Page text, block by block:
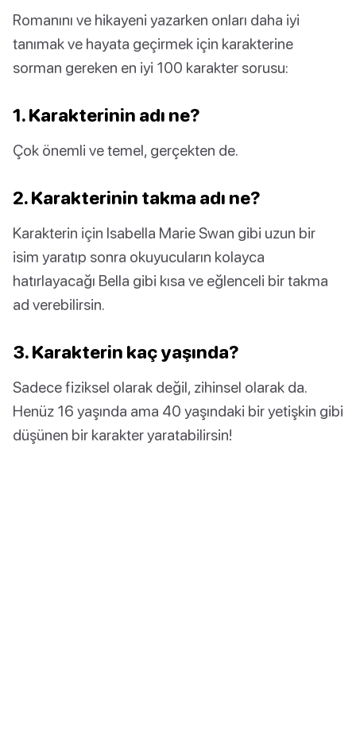
Romanını ve hikayeni yazarken onları daha iyi
tanımak ve hayata geçirmek için karakterine
sorman gereken en iyi 100 karakter sorusu:
1. Karakterinin adı ne?
Çok önemli ve temel, gerçekten de.
2. Karakterinin takma adı ne?
Karakterin için Isabella Marie Swan gibi uzun bir
isim yaratıp sonra okuyucuların kolayca
hatırlayacağı Bella gibi kısa ve eğlenceli bir takma
ad verebilirsin.
3. Karakterin kaç yaşında?
Sadece fiziksel olarak değil, zihinsel olarak da.
Henüz 16 yaşında ama 40 yaşındaki bir yetişkin gibi
düşünen bir karakter yaratabilirsin!